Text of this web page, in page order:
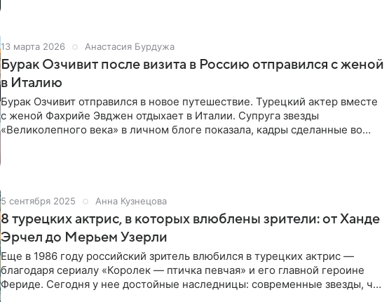
13 марта 2026 Анастасия Бурдужа
Бурак Озчивит после визита в Россию отправился с женой
в Италию
Бурак Озчивит отправился в новое путешествие. Турецкий актер вместе
с женой Фахрийе Эвджен отдыхает в Италии. Супруга звезды
«Великолепного века» в личном блоге показала, кадры сделанные во
5 сентября 2025 Анна Кузнецова
8 турецких актрис, в которых влюблены зрители: от Ханде
Эрчел до Мерьем Узерли
Еще в 1986 году российский зритель влюбился в турецких актрис —
благодаря сериалу «Королек — птичка певчая» и его главной героине
Фериде. Сегодня у нее достойные наследницы: современные звезды, чья